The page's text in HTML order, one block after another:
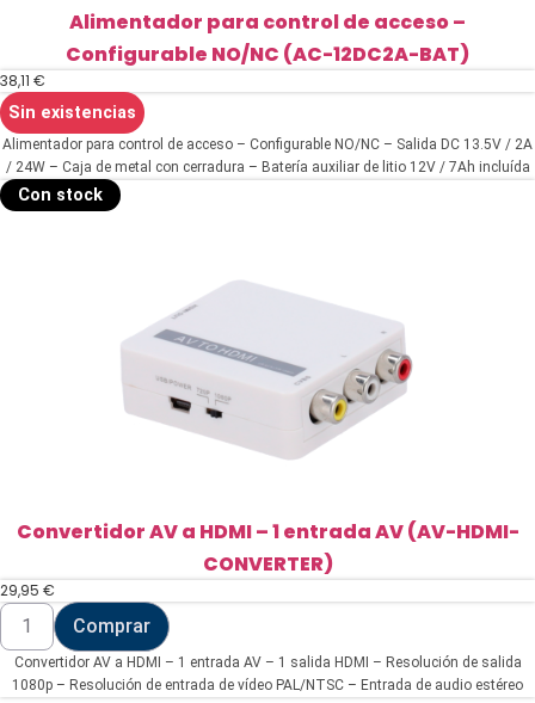
Alimentador para control de acceso –
Configurable NO/NC (AC-12DC2A-BAT)
38,11 €
Sin existencias
Alimentador para control de acceso – Configurable NO/NC – Salida DC 13.5V / 2A
/ 24W – Caja de metal con cerradura – Batería auxiliar de litio 12V / 7Ah incluída
Con stock
Convertidor AV a HDMI – 1 entrada AV (AV-HDMI-
CONVERTER)
29,95 €
Convertidor
a
HDMI
Comprar
Convertidor AV a HDMI – 1 entrada AV – 1 salida HDMI – Resolución de salida
1080p – Resolución de entrada de vídeo PAL/NTSC – Entrada de audio estéreo